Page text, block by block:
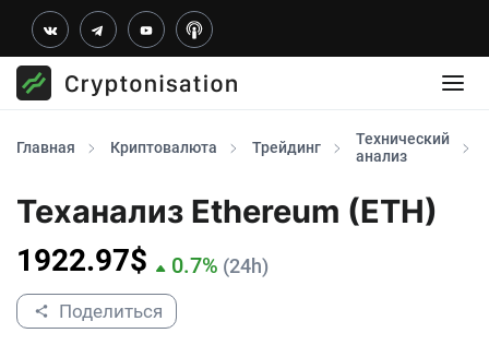
Главная Криптовалюта Трейдинг
Технический
анализ
Теханализ Ethereum (ETH)
1922.97$ 0.7% (24h)
Поделиться